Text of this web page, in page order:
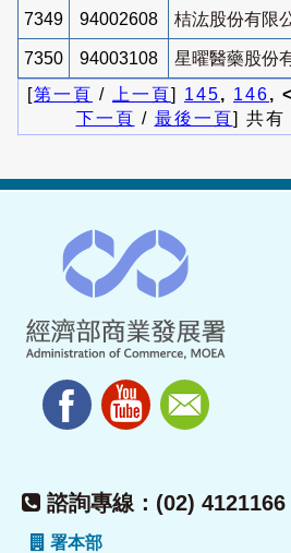
7349 94002608 桔汯股份有限
7350 94003108
星曜醫藥股份
[第一頁 / 上一頁] 145, 146,
下一頁 / 最後一頁] 共有
諮詢專線：(02) 4121166
署本部